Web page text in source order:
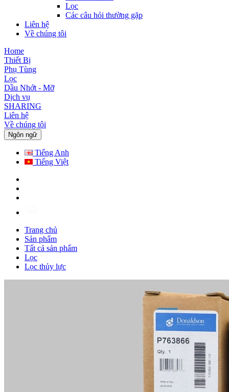
Lọc
Các câu hỏi thường gặp
Liên hệ
Về chúng tôi
Home
Thiết Bị
Phụ Tùng
Lọc
Dầu Nhớt - Mỡ
Dịch vụ
SHARING
Liên hệ
Về chúng tôi
Ngôn ngữ
Tiếng Anh
Tiếng Việt
Trang chủ
Sản phẩm
Tất cả sản phẩm
Lọc
Lọc thủy lực